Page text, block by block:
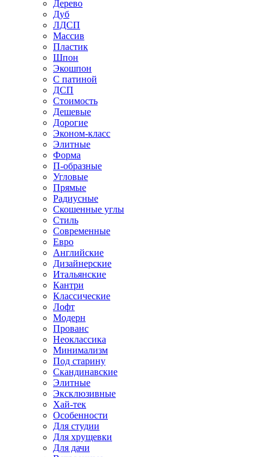
Дерево
Дуб
ЛДСП
Массив
Пластик
Шпон
Экошпон
С патиной
ДСП
Стоимость
Дешевые
Дорогие
Эконом-класс
Элитные
Форма
П-образные
Угловые
Прямые
Радиусные
Скошенные углы
Стиль
Современные
Евро
Английские
Дизайнерские
Итальянские
Кантри
Классические
Лофт
Модерн
Прованс
Неоклассика
Минимализм
Под старину
Скандинавские
Элитные
Эксклюзивные
Хай-тек
Особенности
Для студии
Для хрущевки
Для дачи